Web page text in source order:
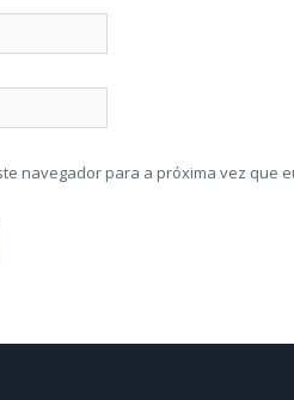
navegador para a próxima vez que